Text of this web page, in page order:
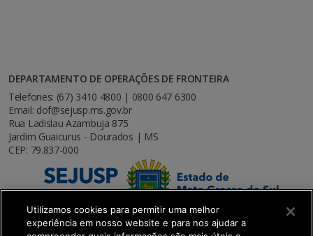
DEPARTAMENTO DE OPERAÇÕES DE FRONTEIRA
Telefones: (67) 3410 4800 | 0800 647 6300
Email: dof@sejusp.ms.gov.br
Rua Ladislau Azambuja 875
Jardim Guaicurus - Dourados | MS
CEP: 79.837-000
Utilizamos cookies para permitir uma melhor
experiência em nosso website e para nos ajudar a